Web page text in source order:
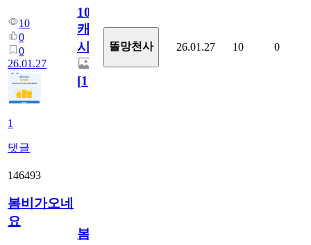
10
0
0
26.01.27
1
댓글
100
캐
시
[1]
똘망천사 26.01.27 10 0
146493
봄비가오네
요
봄